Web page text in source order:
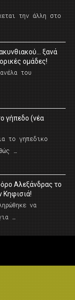
την άλλη στο
ξανά
ομάδες!
του
γήπεδο (νέα
το γηπεδικο
…
Αλεξάνδρας το
Κηφισιά!
να
…